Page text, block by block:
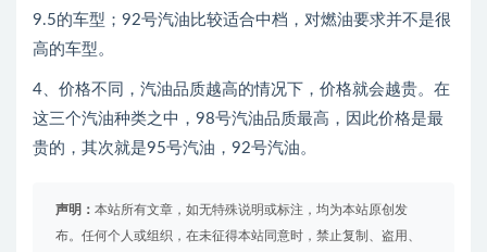
9.5的车型；92号汽油比较适合中档，对燃油要求并不是很
高的车型。
4、价格不同，汽油品质越高的情况下，价格就会越贵。在
这三个汽油种类之中，98号汽油品质最高，因此价格是最
贵的，其次就是95号汽油，92号汽油。
声明： 本站所有文章，如无特殊说明或标注，均为本站原创发
布。任何个人或组织，在未征得本站同意时，禁止复制、盗用、